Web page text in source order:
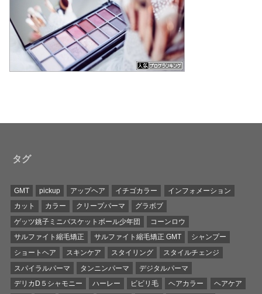
タグ
GMT pickup アップヘア イチゴカラー
インフォメーション
カット
カラー クリープパーマ
グラボブ
ゲッツ銚子ミニバスケットボール少年団
コーンロウ
サルファイト縮毛矯正
サルファイト縮毛矯正 GMT
シャンプー
ショートヘア
スキンケア スタイリング
スタイルチェンジ
スパイラルパーマ
タンニンパーマ
デジタルパーマ
デリカD５シャモニー
ハーレー ビビリ毛 ヘアカラー
ヘアケア